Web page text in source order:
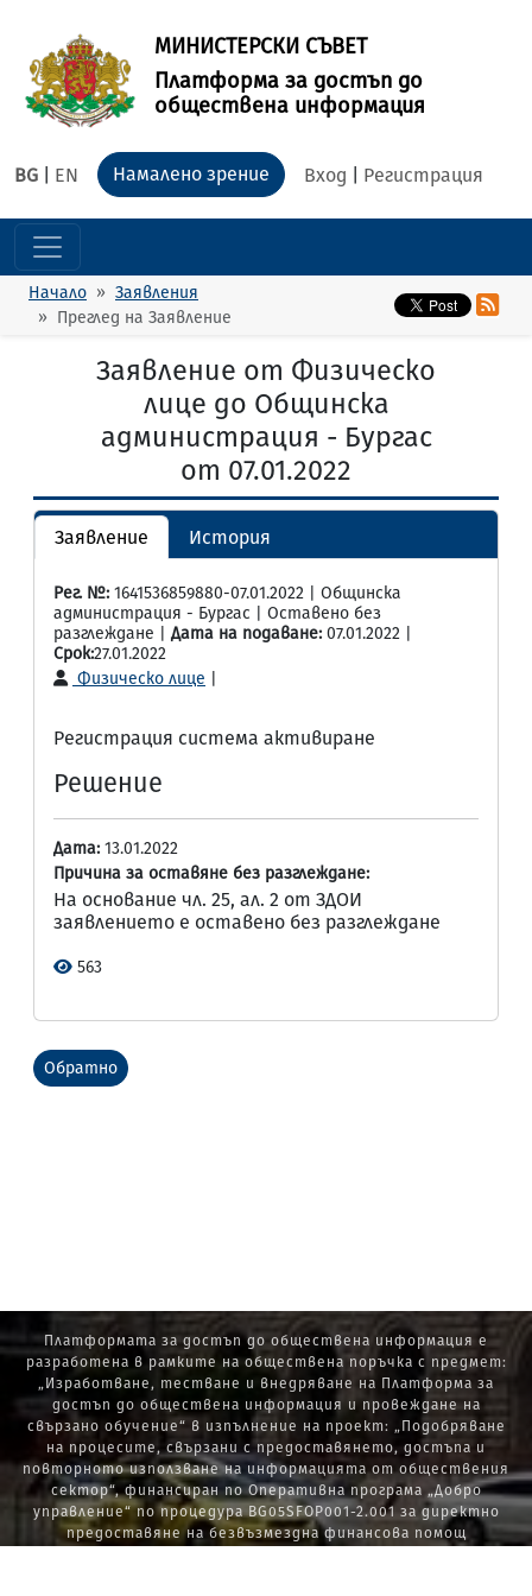
МИНИСТЕРСКИ СЪВЕТ
Платформа за достъп до
обществена информация
BG EN Вход Регистрация
Намалено зрение
Начало
Заявления
Преглед на Заявление
Заявление от Физическо
лице до Общинска
администрация - Бургас
от 07.01.2022
Заявление История
Рег. №: 1641536859880-07.01.2022 | Общинска
администрация - Бургас | Оставено без
разглеждане | Дата на подаване: 07.01.2022 |
Срок:27.01.2022
Физическо лице
Регистрация система активиране
Решение
Дата: 13.01.2022
Причина за оставяне без разглеждане:
На основание чл. 25, ал. 2 от ЗДОИ
заявлението е оставено без разглеждане
563
Обратно
Платформата за достъп до обществена информация е
разработена в рамките на обществена поръчка с предмет:
„Изработване, тестване и внедряване на Платформа за
достъп до обществена информация и провеждане на
свързано обучение“ в изпълнение на проект: „Подобряване
на процесите, свързани с предоставянето, достъпа и
повторното използване на информацията от обществения
сектор“, финансиран по Оперативна програма „Добро
управление“ по процедура BG05SFOP001-2.001 за директно
предоставяне на безвъзмездна финансова помощ